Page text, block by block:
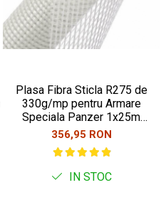
Plasa Fibra Sticla R275 de
330g/mp pentru Armare
Speciala Panzer 1x25m
25mp/rola
356,95 RON
IN STOC